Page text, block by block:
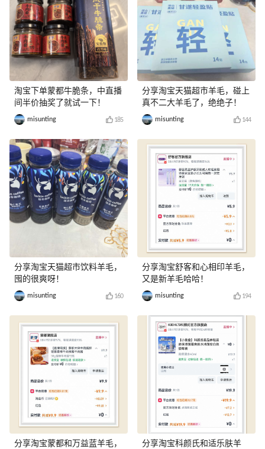
淘宝下单蒙都牛脆条，中直播
间半价抽奖了就试一下！
misunting 185
分享淘宝天猫超市饮料羊毛，
囤的很爽呀！
misunting 160
分享淘宝蒙都和万益蓝羊毛，
分享淘宝天猫超市羊毛，碰上
真不二大羊毛了，绝绝子！
misunting 144
分享淘宝舒客和心相印羊毛，
又是新羊毛哈哈！
misunting 194
分享淘宝科颜氏和适乐肤羊